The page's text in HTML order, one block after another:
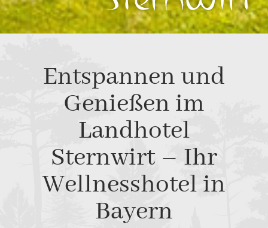
Entspannen und
Genießen im
Landhotel
Sternwirt – Ihr
Wellnesshotel in
Bayern